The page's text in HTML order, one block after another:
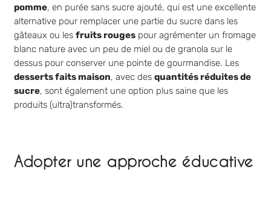
pomme, en purée sans sucre ajouté, qui est une excellente
alternative pour remplacer une partie du sucre dans les
gâteaux ou les fruits rougespour agrémenter un fromage
blanc nature avec un peu de miel ou de granola sur le
dessus pour conserver une pointe de gourmandise. Les
desserts faits maison, avec des quantités réduites de
sucre, sont également une option plus saine que les
produits (ultra)transformés.
Adopter une approche éducative